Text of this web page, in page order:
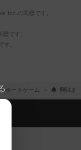
Inc.の商標です。
です。
。
ボードゲーム 興味あ